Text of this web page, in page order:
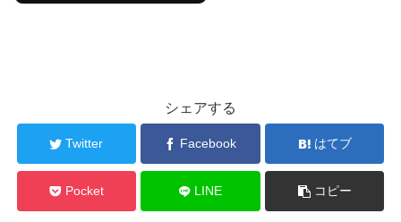
シェアする
Twitter Facebook はてブ
Pocket LINE コピー